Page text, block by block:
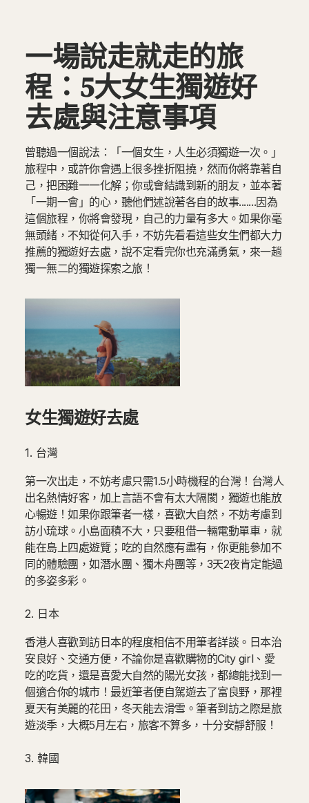
一場說走就走的旅
程：5大女生獨遊好
去處與注意事項
曾聽過一個說法：「一個女生，人生必須獨遊一次。」
旅程中，或許你會遇上很多挫折阻撓，然而你將靠著自
己，把困難一一化解；你或會結識到新的朋友，並本著
「一期一會」的心，聽他們述說著各自的故事.......因為
這個旅程，你將會發現，自己的力量有多大。如果你毫
無頭緒，不知從何入手，不妨先看看這些女生們都大力
推薦的獨遊好去處，說不定看完你也充滿勇氣，來一趟
獨一無二的獨遊探索之旅！
女生獨遊好去處
1. 台灣
第一次出走，不妨考慮只需1.5小時機程的台灣！台灣人
出名熱情好客，加上言語不會有太大隔閡，獨遊也能放
心暢遊！如果你跟筆者一樣，喜歡大自然，不妨考慮到
訪小琉球。小島面積不大，只要租借一輛電動單車，就
能在島上四處遊覽；吃的自然應有盡有，你更能參加不
同的體驗團，如潛水團、獨木舟團等，3天2夜肯定能過
的多姿多彩。
2. 日本
香港人喜歡到訪日本的程度相信不用筆者詳談。日本治
安良好、交通方便，不論你是喜歡購物的City girl、愛
吃的吃貨，還是喜愛大自然的陽光女孩，都總能找到一
個適合你的城市！最近筆者便自駕遊去了富良野，那裡
夏天有美麗的花田，冬天能去滑雪。筆者到訪之際是旅
遊淡季，大概5月左右，旅客不算多，十分安靜舒服！
3. 韓國